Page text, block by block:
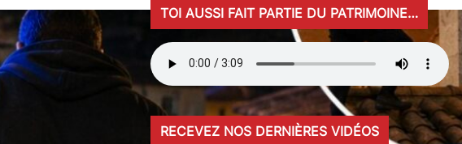
TOI AUSSI FAIT PARTIE DU PATRIMOINE…
RECEVEZ NOS DERNIÈRES VIDÉOS